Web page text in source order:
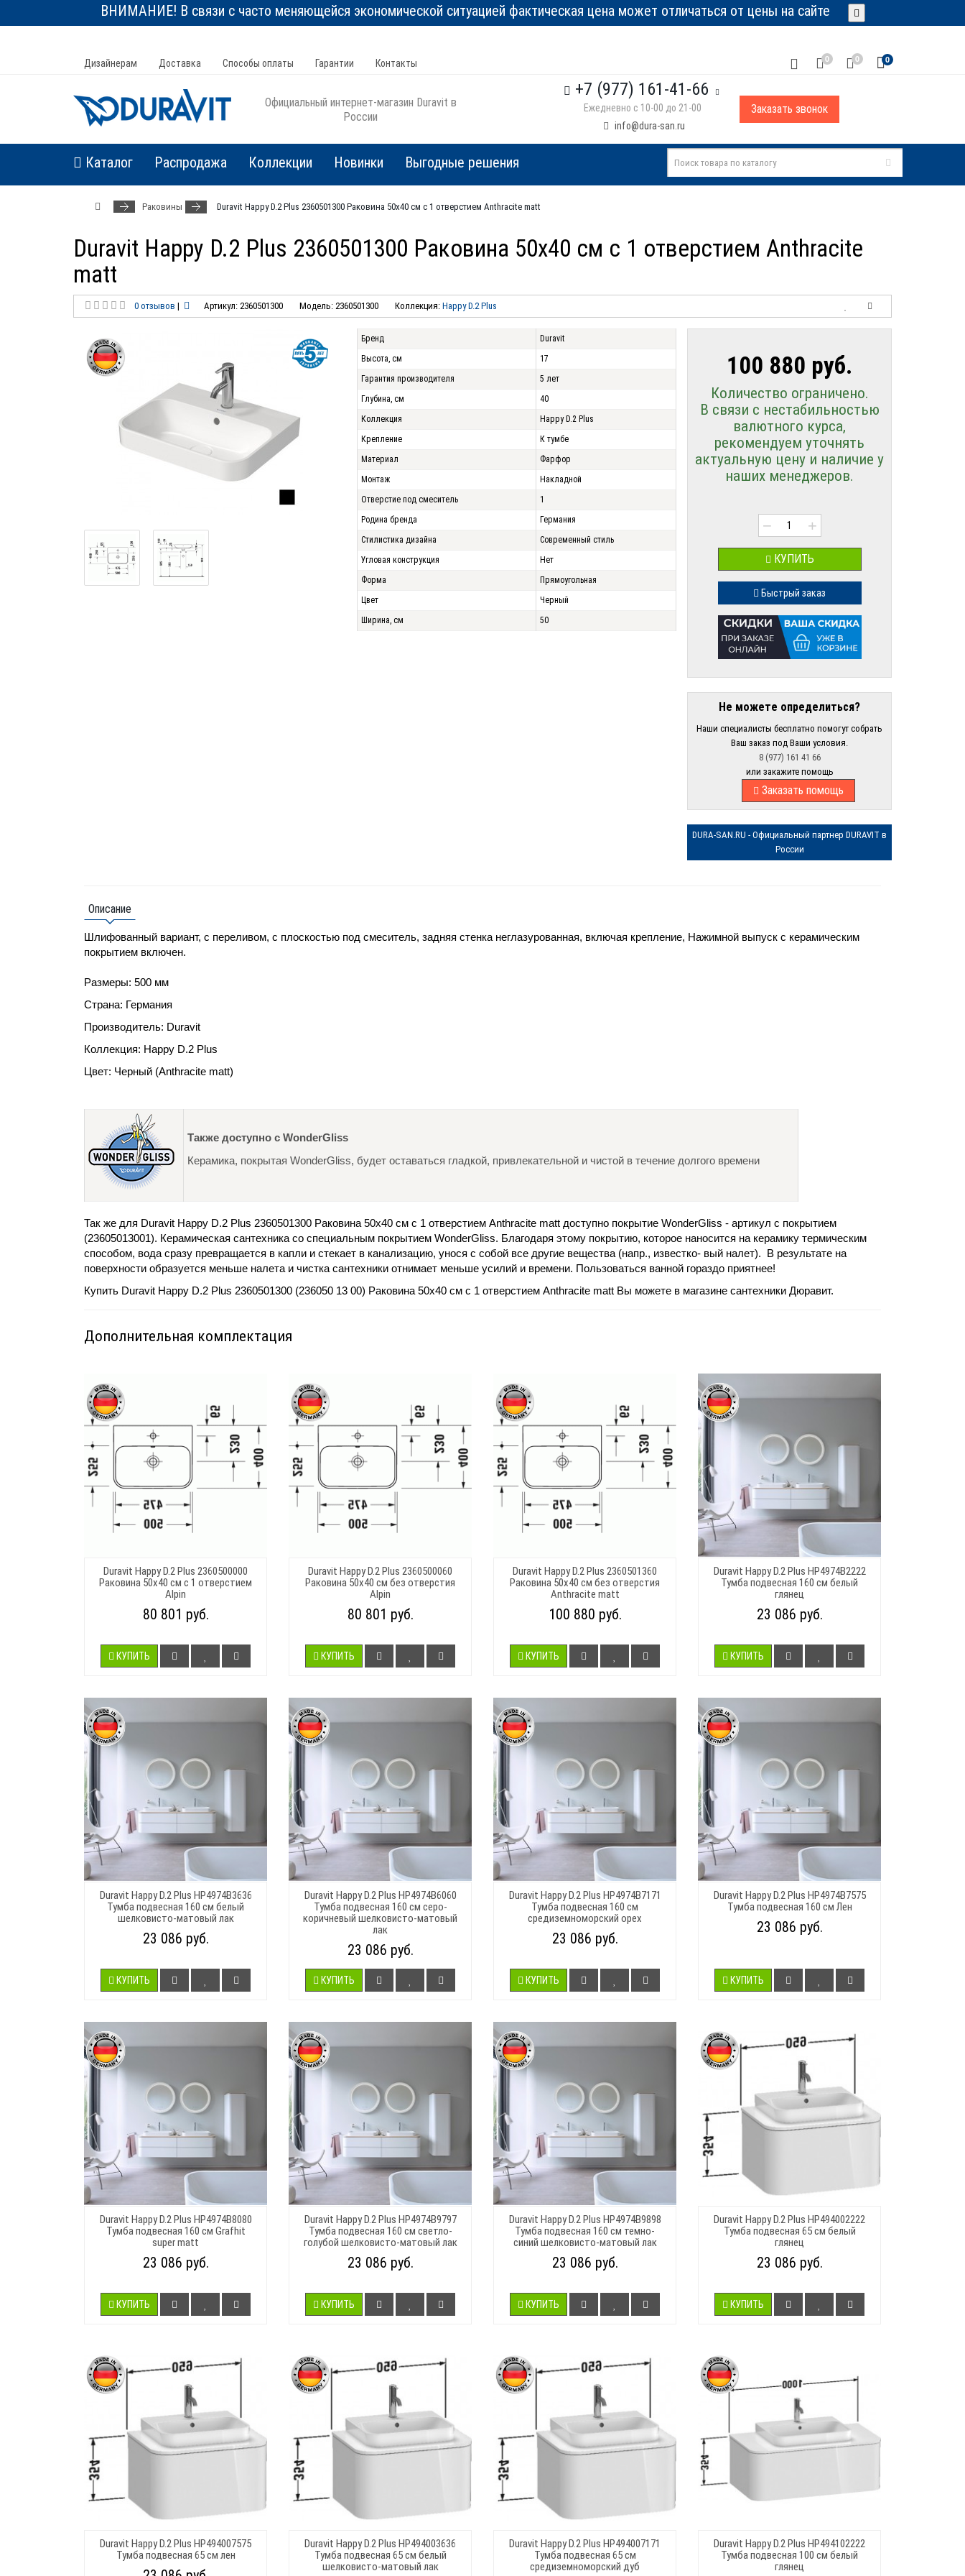
ВНИМАНИЕ! В связи с часто меняющейся экономической ситуацией фактическая цена может отличаться от цены на сайте
Дизайнерам Доставка Способы оплаты Гарантии Контакты 0 0 0
Официальный интернет-магазин Duravit в
России
+7 (977) 161-41-66
Ежедневно с 10-00 до 21-00
info@dura-san.ru
Заказать звонок
Каталог Распродажа Коллекции Новинки Выгодные решения
Раковины Duravit Happy D.2 Plus 2360501300 Раковина 50х40 см с 1 отверстием Anthracite matt
Duravit Happy D.2 Plus 2360501300 Раковина 50х40 см с 1 отверстием Anthracite
matt
0 отзывов | Артикул: 2360501300 Модель: 2360501300 Коллекция: Happy D.2 Plus
Бренд
Duravit
Высота, см
17
Гарантия производителя
5 лет
Глубина, см
40
Коллекция
Happy D.2 Plus
Крепление
К тумбе
Материал
Фарфор
Монтаж
Накладной
Отверстие под смеситель
1
Родина бренда
Германия
Стилистика дизайна
Современный стиль
Угловая конструкция
Нет
Форма
Прямоугольная
Цвет
Черный
Ширина, см
50
100 880 руб.
Количество ограничено.
В связи с нестабильностью
валютного курса,
рекомендуем уточнять
актуальную цену и наличие у
наших менеджеров.
− +
КУПИТЬ
Быстрый заказ
Не можете определиться?
Наши специалисты бесплатно помогут собрать
Ваш заказ под Ваши условия.
8 (977) 161 41 66
или закажите помощь
Заказать помощь
DURA-SAN.RU - Официальный партнер DURAVIT в
России
Описание
Шлифованный вариант, с переливом, с плоскостью под смеситель, задняя стенка неглазурованная, включая крепление, Нажимной выпуск с керамическим
покрытием включен.
Размеры: 500 мм
Страна: Германия
Производитель: Duravit
Коллекция: Happy D.2 Plus
Цвет: Черный (Anthracite matt)
Также доступно с WonderGliss
Керамика, покрытая WonderGliss, будет оставаться гладкой, привлекательной и чистой в течение долгого времени
Так же для Duravit Happy D.2 Plus 2360501300 Раковина 50х40 см с 1 отверстием Anthracite matt доступно покрытие WonderGliss - артикул с покрытием
(23605013001). Керамическая сантехника со специальным покрытием WonderGliss. Благодаря этому покрытию, которое наносится на керамику термическим
способом, вода сразу превращается в капли и стекает в канализацию, унося с собой все другие вещества (напр., известко- вый налет). В результате на
поверхности образуется меньше налета и чистка сантехники отнимает меньше усилий и времени. Пользоваться ванной гораздо приятнее!
Купить Duravit Happy D.2 Plus 2360501300 (236050 13 00) Раковина 50х40 см с 1 отверстием Anthracite matt Вы можете в магазине сантехники Дюравит.
Дополнительная комплектация
Duravit Happy D.2 Plus 2360500000
Раковина 50х40 см с 1 отверстием
Alpin
80 801 руб.
КУПИТЬ
Duravit Happy D.2 Plus 2360500060
Раковина 50х40 см без отверстия
Alpin
80 801 руб.
КУПИТЬ
Duravit Happy D.2 Plus 2360501360
Раковина 50х40 см без отверстия
Anthracite matt
100 880 руб.
КУПИТЬ
Duravit Happy D.2 Plus HP4974B2222
Тумба подвесная 160 см белый
глянец
23 086 руб.
КУПИТЬ
Duravit Happy D.2 Plus HP4974B3636
Тумба подвесная 160 см белый
шелковисто-матовый лак
23 086 руб.
КУПИТЬ
Duravit Happy D.2 Plus HP4974B6060
Тумба подвесная 160 см серо-
коричневый шелковисто-матовый
лак
23 086 руб.
КУПИТЬ
Duravit Happy D.2 Plus HP4974B7171
Тумба подвесная 160 см
средиземноморский орех
23 086 руб.
КУПИТЬ
Duravit Happy D.2 Plus HP4974B7575
Тумба подвесная 160 см Лен
23 086 руб.
КУПИТЬ
Duravit Happy D.2 Plus HP4974B8080
Тумба подвесная 160 см Grafhit
super matt
23 086 руб.
КУПИТЬ
Duravit Happy D.2 Plus HP4974B9797
Тумба подвесная 160 см светло-
голубой шелковисто-матовый лак
23 086 руб.
КУПИТЬ
Duravit Happy D.2 Plus HP4974B9898
Тумба подвесная 160 см темно-
синий шелковисто-матовый лак
23 086 руб.
КУПИТЬ
Duravit Happy D.2 Plus HP494002222
Тумба подвесная 65 см белый
глянец
23 086 руб.
КУПИТЬ
Duravit Happy D.2 Plus HP494007575
Тумба подвесная 65 см лен
Duravit Happy D.2 Plus HP494003636
Тумба подвесная 65 см белый
шелковисто-матовый лак
Duravit Happy D.2 Plus HP494007171
Тумба подвесная 65 см
средиземноморский дуб
Duravit Happy D.2 Plus HP494102222
Тумба подвесная 100 см белый
глянец